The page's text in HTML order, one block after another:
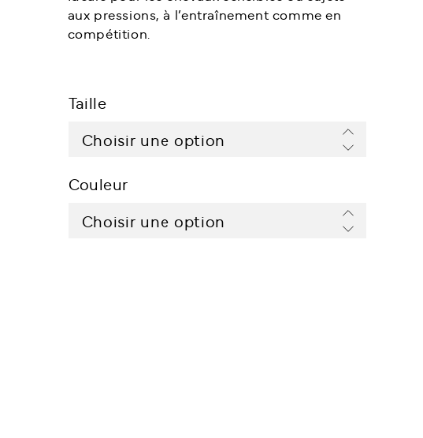
aux pressions, à l’entraînement comme en
compétition.
Taille
Couleur